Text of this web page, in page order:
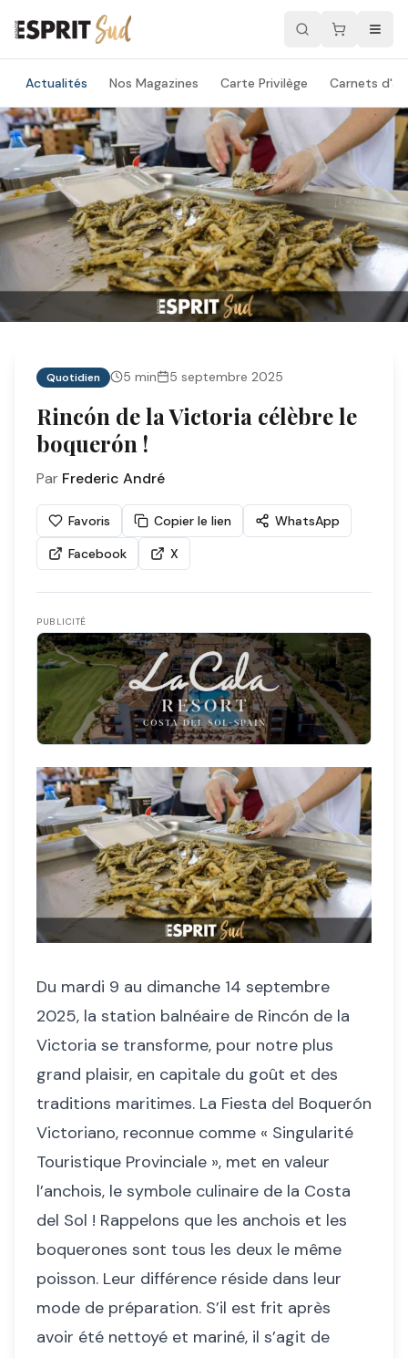
Actualités Nos Magazines Carte Privilège Carnets
Quotidien 5 min 5 septembre 2025
Rincón de la Victoria célèbre le
boquerón !
Par Frederic André
Favoris Copier le lien
WhatsApp
Facebook
X
PUBLICITÉ
Du mardi 9 au dimanche 14 septembre
2025, la station balnéaire de Rincón de la
Victoria se transforme, pour notre plus
grand plaisir, en capitale du goût et des
traditions maritimes. La Fiesta del Boquerón
Victoriano, reconnue comme « Singularité
Touristique Provinciale », met en valeur
l’anchois, le symbole culinaire de la Costa
del Sol ! Rappelons que les anchois et les
boquerones sont tous les deux le même
poisson. Leur différence réside dans leur
mode de préparation. S’il est frit après
avoir été nettoyé et mariné, il s’agit de